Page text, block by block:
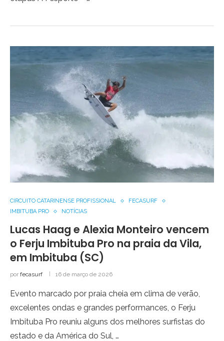
CIRCUITO CATARINENSE PROFISSIONAL
FECASURF
IMBITUBA PRO
NOTÍCIAS
Lucas Haag e Alexia Monteiro vencem
o Ferju Imbituba Pro na praia da Vila,
em Imbituba (SC)
por fecasurf 16 de março de 2026
Evento marcado por praia cheia em clima de verão,
excelentes ondas e grandes performances, o Ferju
Imbituba Pro reuniu alguns dos melhores surfistas do
estado e da América do Sul, …